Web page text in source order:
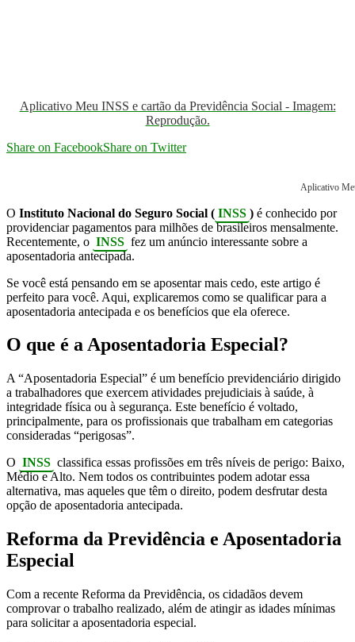
Aplicativo Meu INSS e cartão da Previdência Social - Imagem:
Reprodução.
Share on FacebookShare on Twitter
Aplicativo
O Instituto Nacional do Seguro Social ( INSS ) é conhecido por
providenciar pagamentos para milhões de brasileiros mensalmente.
Recentemente, o INSS fez um anúncio interessante sobre a
aposentadoria antecipada.
Se você está pensando em se aposentar mais cedo, este artigo é
perfeito para você. Aqui, explicaremos como se qualificar para a
aposentadoria antecipada e os benefícios que ela oferece.
O que é a Aposentadoria Especial?
A “Aposentadoria Especial” é um benefício previdenciário dirigido
a trabalhadores que exercem atividades prejudiciais à saúde, à
integridade física ou à segurança. Este benefício é voltado,
principalmente, para os profissionais que trabalham em categorias
consideradas “perigosas”.
O INSS classifica essas profissões em três níveis de perigo: Baixo,
Médio e Alto. Nem todos os contribuintes podem adotar essa
alternativa, mas aqueles que têm o direito, podem desfrutar desta
opção de aposentadoria antecipada.
Reforma da Previdência e Aposentadoria
Especial
Com a recente Reforma da Previdência, os cidadãos devem
comprovar o trabalho realizado, além de atingir as idades mínimas
para solicitar a aposentadoria especial.